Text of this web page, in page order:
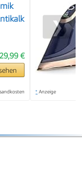
29,99 €
* Anzeige
❯